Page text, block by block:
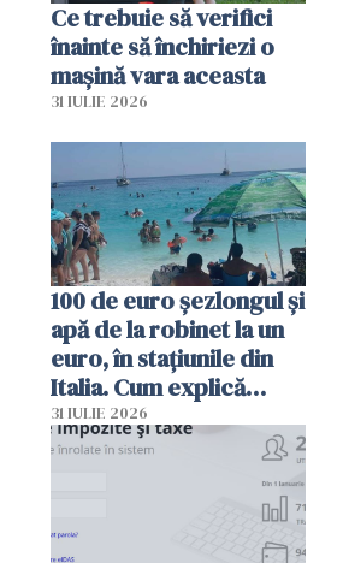
Ce trebuie să verifici
înainte să închiriezi o
mașină vara aceasta
31 IULIE 2026
100 de euro șezlongul și
apă de la robinet la un
euro, în stațiunile din
Italia. Cum explică
autoritățile
31 IULIE 2026